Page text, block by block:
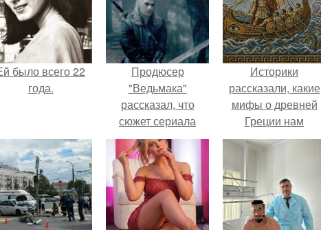
было всего 22
года.
Продюсер
"Ведьмака"
рассказал, что
сюжет сериала
намеренно
упростили из-за
тупой массовой
аудитории.
Историки
рассказали, какие
мифы о древней
Греции нам
навязало кино.